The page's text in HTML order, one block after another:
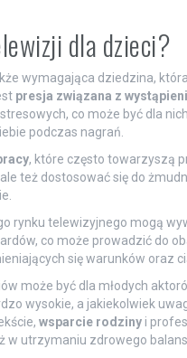
dla dzieci?
wymagająca dziedzina,
presja związana z
co może być dla
podczas nagrań.
, które często towarzyszą
też dostosować się do
rynku telewizyjnego mogą
co może prowadzić do
się warunków oraz
może być dla młodych
wysokie, a jakiekolwiek
wsparcie rodzinyi
utrzymaniu zdrowego